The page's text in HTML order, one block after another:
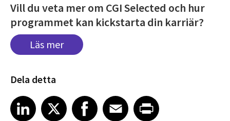
Vill du veta mer om CGI Selected och hur
programmet kan kickstarta din karriär?
Läs mer
Dela detta
Share article on LinkedIn
LinkedIn
Share article on XShare article on Facebook
Facebook
Share article on Email
EmailShare article on Print